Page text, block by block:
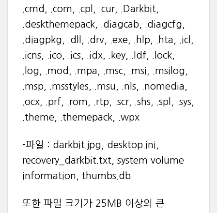
.cmd, .com, .cpl, .cur, .Darkbit,
.deskthemepack, .diagcab, .diagcfg,
.diagpkg, .dll, .drv, .exe, .hlp, .hta, .icl,
.icns, .ico, .ics, .idx, .key, .ldf, .lock,
.log, .mod, .mpa, .msc, .msi, .msilog,
.msp, .msstyles, .msu, .nls, .nomedia,
.ocx, .prf, .rom, .rtp, .scr, .shs, .spl, .sys,
.theme, .themepack, .wpx
-파일 : darkbit.jpg, desktop.ini,
recovery_darkbit.txt, system volume
information, thumbs.db
또한 파일 크기가 25MB 이상의 큰